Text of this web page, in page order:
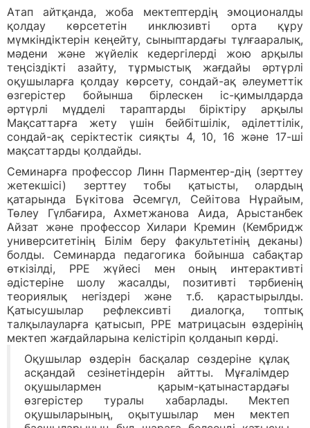
Атап айтқанда, жоба мектептердің эмоционалды
қолдау көрсететін инклюзивті орта құру
мүмкіндіктерін кеңейту, сыныптардағы тұлғааралық,
мәдени және жүйелік кедергілерді жою арқылы
теңсіздікті азайту, тұрмыстық жағдайы әртүрлі
оқушыларға қолдау көрсету, сондай-ақ әлеуметтік
өзгерістер бойынша бірлескен іс-қимылдарда
әртүрлі мүдделі тараптарды біріктіру арқылы
Мақсаттарға жету үшін бейбітшілік, әділеттілік,
сондай-ақ серіктестік сияқты 4, 10, 16 және 17-ші
мақсаттарды қолдайды.
Семинарға профессор Линн Парментер-дің (зерттеу
жетекшісі) зерттеу тобы қатысты, олардың
қатарында Бүкітова Әсемгүл, Сейітова Нұрайым,
Төлеу Гүлбағира, Ахметжанова Аида, Арыстанбек
Айзат және профессор Хилари Кремин (Кембридж
университетінің Білім беру факультетінің деканы)
болды. Семинарда педагогика бойынша сабақтар
өткізілді, PPE жүйесі мен оның интерактивті
әдістеріне шолу жасалды, позитивті тәрбиенің
теориялық негіздері және т.б. қарастырылды.
Қатысушылар рефлексивті диалогқа, топтық
талқылауларға қатысып, PPE матрицасын өздерінің
мектеп жағдайларына келістіріп қолданып көрді.
Оқушылар өздерін басқалар сөздеріне құлақ
асқандай сезінетіндерін айтты. Мұғалімдер
оқушылармен қарым-қатынастардағы
өзгерістер туралы хабарлады. Мектеп
оқушыларының, оқытушылар мен мектеп